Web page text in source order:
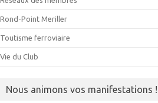
Rond-Point Meriller
Toutisme ferroviaire
Vie du Club
Nous animons vos manifestations !